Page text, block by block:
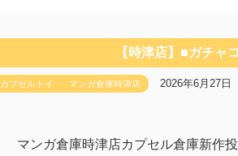
【時津店】■ガチャ
カプセルトイ マンガ倉庫時津店 2026年6月27日
マンガ倉庫時津店カプセル倉庫新作